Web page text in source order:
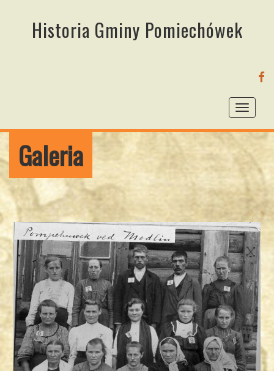
Historia Gminy Pomiechówek
Galeria